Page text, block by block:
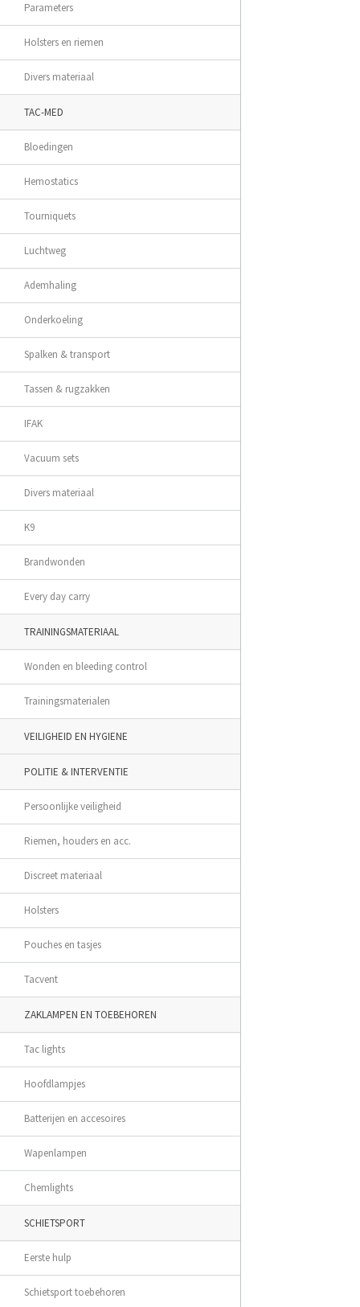
Parameters
Holsters en riemen
Divers materiaal
TAC-MED
Bloedingen
Hemostatics
Tourniquets
Luchtweg
Ademhaling
Onderkoeling
Spalken & transport
Tassen & rugzakken
IFAK
Vacuum sets
Divers materiaal
K9
Brandwonden
Every day carry
TRAININGSMATERIAAL
Wonden en bleeding control
Trainingsmaterialen
VEILIGHEID EN HYGIENE
POLITIE & INTERVENTIE
Persoonlijke veiligheid
Riemen, houders en acc.
Discreet materiaal
Holsters
Pouches en tasjes
Tacvent
ZAKLAMPEN EN TOEBEHOREN
Tac lights
Hoofdlampjes
Batterijen en accesoires
Wapenlampen
Chemlights
SCHIETSPORT
Eerste hulp
Schietsport toebehoren